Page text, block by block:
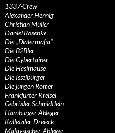
1337-Crew
Alexander Hennig
Christian Müller
Daniel Rosenke
Die „Dialermafia“
Die B2Bler
Die Cybertainer
Die Hasimäuse
Die Isselburger
Die jungen Römer
Frankfurter Kreisel
Gebrüder Schmidtlein
Hamburger Ableger
Kalletaler-Dreieck
Malaysischer-Ableger